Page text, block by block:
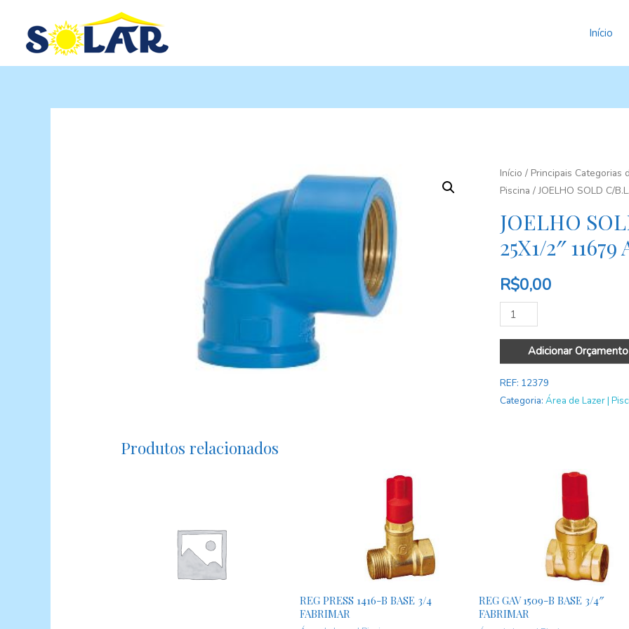
Início
Início / Principais Categorias
Piscina / JOELHO SOLD C/
JOELHO
25X1/2″
R$0,00
Quantidade
Adicionar Orçamento
REF: 12379
Categoria: Área de Lazer |
Produtos relacionados
REG PRESS 1416-B BASE 3/4
FABRIMAR
REG GAV 1509-B BASE 3/4″
FABRIMAR